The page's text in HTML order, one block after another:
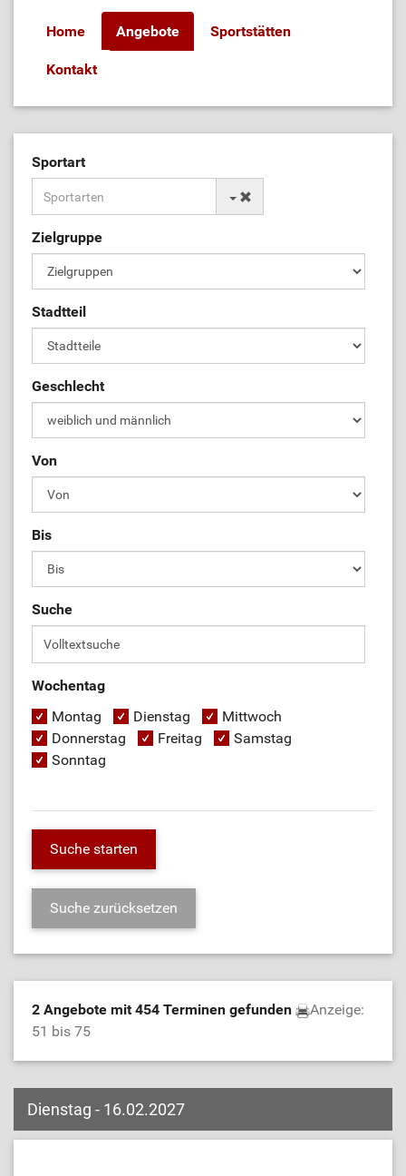
Home Angebote Sportstätten
Kontakt
Sportart
Zielgruppe
Stadtteil
Geschlecht
Von
Bis
Suche
Wochentag
Montag
Dienstag
Mittwoch
Donnerstag
Freitag
Samstag
Sonntag
2 Angebote mit 454 Terminen gefunden
Anzeige:
51 bis 75
Dienstag - 16.02.2027